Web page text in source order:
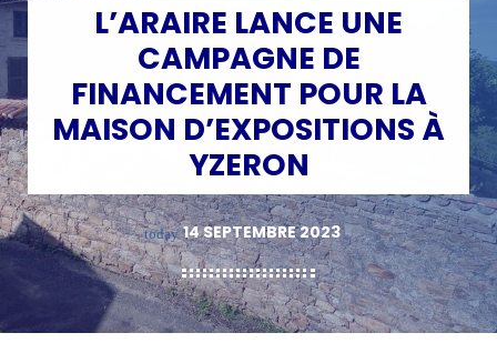
L’ARAIRE LANCE UNE
CAMPAGNE DE
FINANCEMENT POUR LA
MAISON D’EXPOSITIONS À
YZERON
today 14 SEPTEMBRE 2023